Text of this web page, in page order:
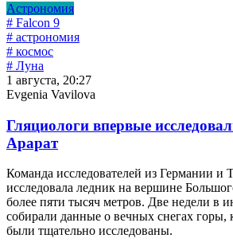
Астрономия
# Falcon 9
# астрономия
# космос
# Луна
1 августа, 20:27
Evgenia Vavilova
Гляциологи впервые
Арарат
Команда исследователей из Германии и
исследовала ледник на вершине
более пяти тысяч метров. Две недели в
собирали данные о вечных снегах горы,
были тщательно исследованы.